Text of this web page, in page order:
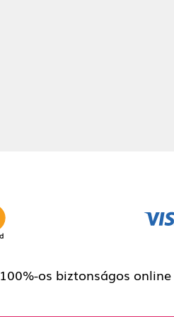
100%-os biztonságos